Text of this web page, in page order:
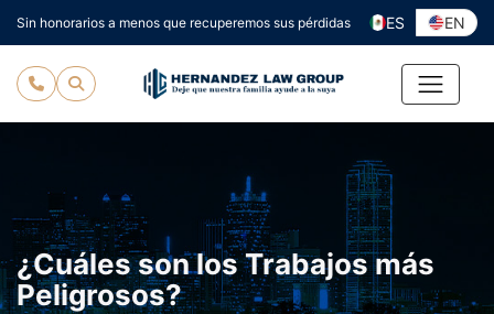
al
contenido
Sin honorarios a menos que recuperemos sus pérdidas ES EN
¿Cuáles son los Trabajos más
Peligrosos?